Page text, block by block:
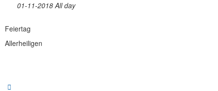
01-11-2018 All day
Feiertag
Allerheiligen